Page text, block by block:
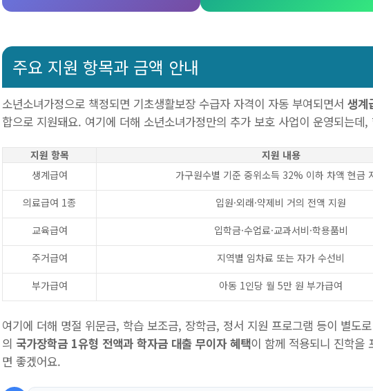
주요 지원 항목과 금액 안내
소년소녀가정으로 책정되면 기초생활보장 수급자 자격이 자동 부여되면서 생계
합으로 지원돼요. 여기에 더해 소년소녀가정만의 추가 보호 사업이 운영되는데
지원 항목 지원 내용
생계급여
가구원수별 기준 중위소득 32% 이하 차액 현금
의료급여 1종
입원·외래·약제비 거의 전액 지원
교육급여
입학금·수업료·교과서비·학용품비
주거급여
지역별 임차료 또는 자가 수선비
부가급여
아동 1인당 월 5만 원 부가급여
여기에 더해 명절 위문금, 학습 보조금, 장학금, 정서 지원 프로그램 등이 별도
의 국가장학금 1유형 전액과 학자금 대출 무이자 혜택이 함께 적용되니 진학을
면 좋겠어요.